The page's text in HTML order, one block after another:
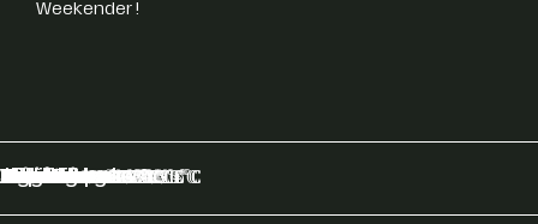
Weekender !
Stockholm 19.9°C
Copenhague 18°C
Athènes 35.2°C
Monaco 29.2°C
SaintTropez 31.4°C
Nice 29.3°C
Milan 32.4°C
Mykonos 25.5°C
Paris 23.1°C
Lisbonne 27.8°C
Zürich 26.7°C
Amsterdam 20.6°C
Biarritz 24.6°C
Genève 27.2°C
Megève 27.2°C
Val d’Isère 20.5°C
Zermatt 23.5°C
Courchevel 22.3°C
Méribel 21.4°C
Verbier 20.4°C
Ibiza 32.4°C
Annecy 28.2°C
Marseille 31°C
Londres 20.6°C
Barcelone 31.1°C